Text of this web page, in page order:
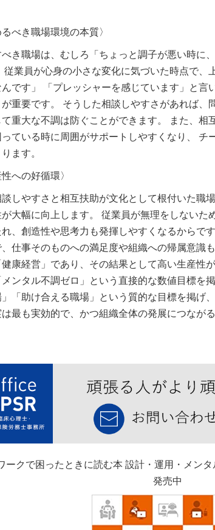
るべき職場環境の本質〉
き職場は、むしろ「ちょっと調子が悪い時に
従業員が心身の小さな変化に気づいた時点で、
です」 「プレッシャーを感じています」と言
が重要です。 そうした相談しやすさがあれば、
重大な不調は防ぐことができます。 また、相
ている時に周囲がサポートしやすくなり、 チ
ます。
性への好循環〉
談しやすさと相互扶助が文化として根付いた職
大幅に向上します。 従業員が無理をしないた
、創造性や思考力も発揮しやすくなるからで
、仕事そのものへの満足度や組織への帰属意識
康経営」であり、その結果として高い生産性
メンタル不調ゼロ」という直接的な数値目標を
「助け合える職場」という質的な目標を掲げ
最も実効的で、かつ組織全体の発展につなが
ークで困ったときに読む本 設計・運用・メン
発売中